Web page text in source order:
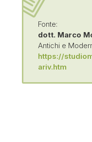
Fonte:
dott. Marco
Antichi e
https://
ariv.htm